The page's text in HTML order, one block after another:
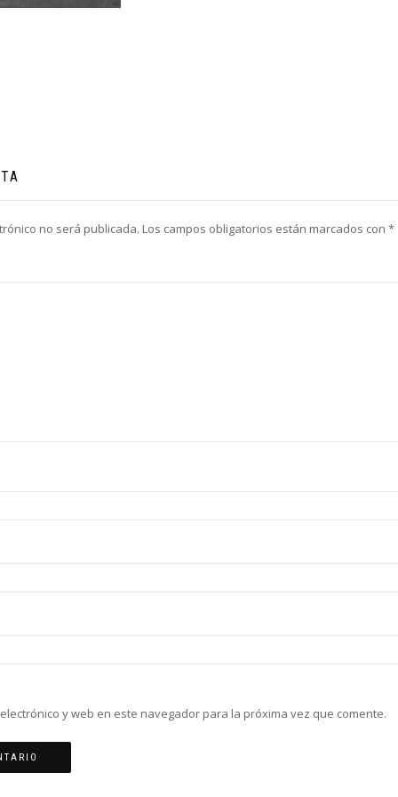
no será publicada. Los campos obligatorios están marcados con *
y web en este navegador para la próxima vez que comente.